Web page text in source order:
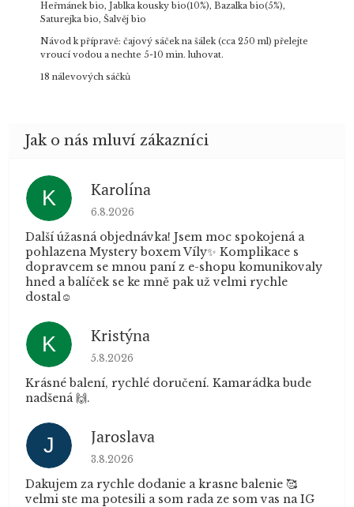
Heřmánek bio, Jablka kousky bio(10%), Bazalka bio(5%),
Saturejka bio, Šalvěj bio
Návod k přípravě: čajový sáček na šálek (cca 250 ml) přelejte
vroucí vodou a nechte 5-10 min. luhovat.
18 nálevových sáčků
K Karolína
Hodnocení obchodu je 5 z 5 hvězdiček.
6.8.2026
Další úžasná objednávka! Jsem moc spokojená a
pohlazena Mystery boxem Víly✨ Komplikace s
dopravcem se mnou paní z e-shopu komunikovaly
hned a balíček se ke mně pak už velmi rychle
dostal☺️
K Kristýna
Hodnocení obchodu je 5 z 5 hvězdiček.
5.8.2026
Krásné balení, rychlé doručení. Kamarádka bude
nadšená 🙌.
J Jaroslava
Hodnocení obchodu je 5 z 5 hvězdiček.
3.8.2026
Dakujem za rychle dodanie a krasne balenie 🥰
velmi ste ma potesili a som rada ze som vas na IG